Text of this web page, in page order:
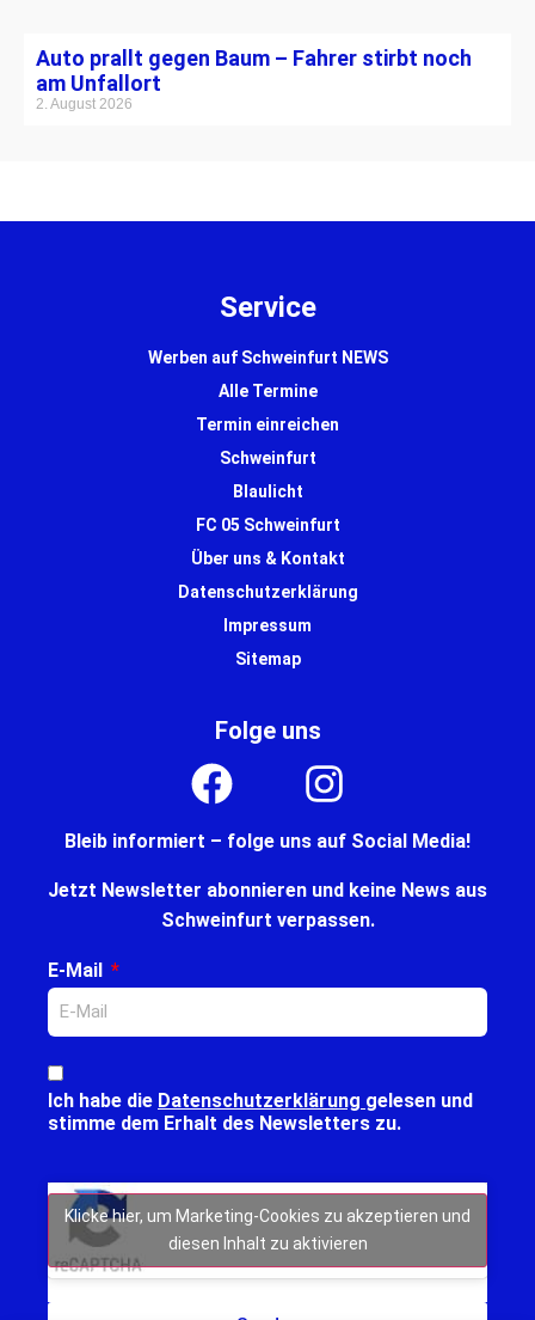
Auto prallt gegen Baum – Fahrer stirbt noch
am Unfallort
2. August 2026
Service
Werben auf Schweinfurt NEWS
Alle Termine
Termin einreichen
Schweinfurt
Blaulicht
FC 05 Schweinfurt
Über uns & Kontakt
Datenschutzerklärung
Impressum
Sitemap
Folge uns
Bleib informiert – folge uns auf Social Media!
Jetzt Newsletter abonnieren und keine News aus
Schweinfurt verpassen.
E-Mail
Ich habe die Datenschutzerklärung gelesen und
stimme dem Erhalt des Newsletters zu.
Klicke hier, um Marketing-Cookies zu akzeptieren und
diesen Inhalt zu aktivieren